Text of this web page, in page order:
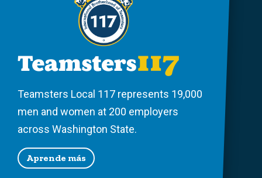
Teamsters Local 117 represents 19,000
men and women at 200 employers
across Washington State.
Aprende más